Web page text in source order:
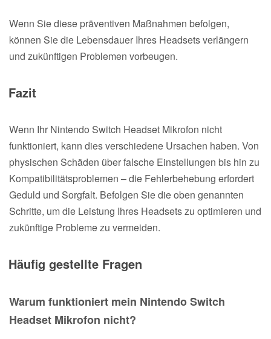
Wenn Sie diese präventiven Maßnahmen befolgen,
können Sie die Lebensdauer Ihres Headsets verlängern
und zukünftigen Problemen vorbeugen.
Fazit
Wenn Ihr Nintendo Switch Headset Mikrofon nicht
funktioniert, kann dies verschiedene Ursachen haben. Von
physischen Schäden über falsche Einstellungen bis hin zu
Kompatibilitätsproblemen – die Fehlerbehebung erfordert
Geduld und Sorgfalt. Befolgen Sie die oben genannten
Schritte, um die Leistung Ihres Headsets zu optimieren und
zukünftige Probleme zu vermeiden.
Häufig gestellte Fragen
Warum funktioniert mein Nintendo Switch
Headset Mikrofon nicht?